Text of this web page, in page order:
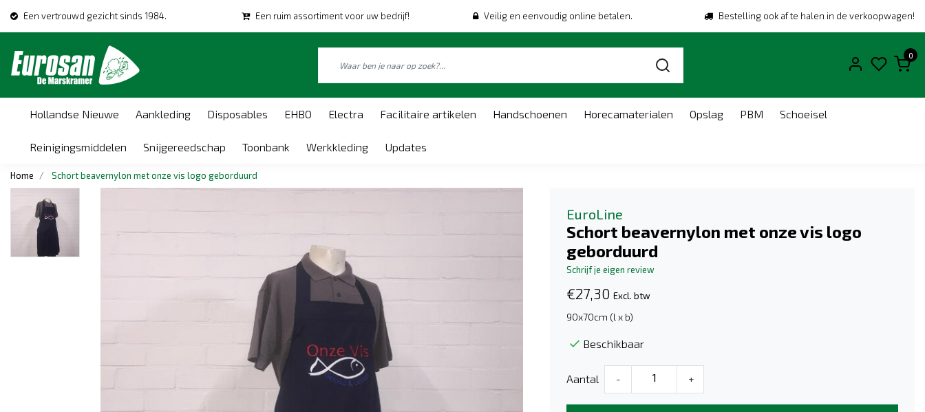
Een vertrouwd gezicht sinds 1984. Een ruim assortiment voor uw bedrijf! Veilig en eenvoudig online betalen. Bestelling ook af te halen in de verkoopwagen!
0
Hollandse Nieuwe Aankleding Disposables EHBO Electra Facilitaire artikelen Handschoenen Horecamaterialen Opslag PBM Schoeisel
Reinigingsmiddelen Snijgereedschap Toonbank Werkkleding Updates
Home Schort beavernylon met onze vis logo geborduurd
EuroLine
Schort beavernylon met onze vis logo
geborduurd
Schrijf je eigen review
€27,30 Excl. btw
90x70cm (l x b)
Beschikbaar
Aantal - +